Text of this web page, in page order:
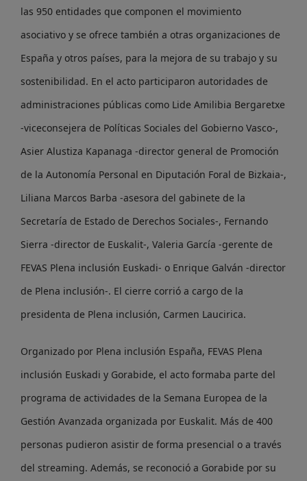
las 950 entidades que componen el movimiento
asociativo y se ofrece también a otras organizaciones de
España y otros países, para la mejora de su trabajo y su
sostenibilidad. En el acto participaron autoridades de
administraciones públicas como Lide Amilibia Bergaretxe
-viceconsejera de Políticas Sociales del Gobierno Vasco-,
Asier Alustiza Kapanaga -director general de Promoción
de la Autonomía Personal en Diputación Foral de Bizkaia-,
Liliana Marcos Barba -asesora del gabinete de la
Secretaría de Estado de Derechos Sociales-, Fernando
Sierra -director de Euskalit-, Valeria García -gerente de
FEVAS Plena inclusión Euskadi- o Enrique Galván -director
de Plena inclusión-. El cierre corrió a cargo de la
presidenta de Plena inclusión, Carmen Laucirica.
Organizado por Plena inclusión España, FEVAS Plena
inclusión Euskadi y Gorabide, el acto formaba parte del
programa de actividades de la Semana Europea de la
Gestión Avanzada organizada por Euskalit. Más de 400
personas pudieron asistir de forma presencial o a través
del streaming. Además, se reconoció a Gorabide por su